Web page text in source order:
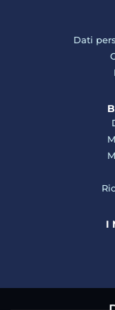
Dati
I